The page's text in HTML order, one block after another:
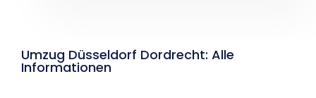
Umzug Düsseldorf Dordrecht: Alle
Informationen